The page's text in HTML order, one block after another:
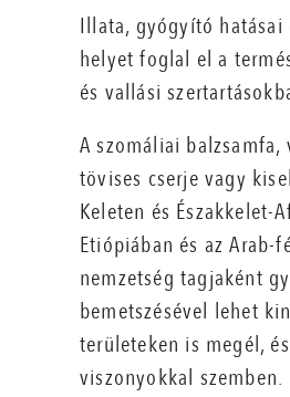
Illata, gyógyító hatásai
helyet foglal el a
és vallási
A szomáliai balzsamfa,
tövises cserje vagy
Keleten és Északkelet-
Etiópiában és az Arab-
nemzetség tagjaként
bemetszésével lehet
területeken is megél,
viszonyokkal szemben.